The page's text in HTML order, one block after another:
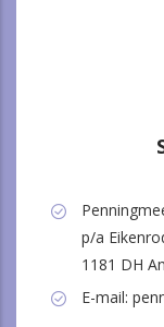
p/a
1181 DH
E-mail: